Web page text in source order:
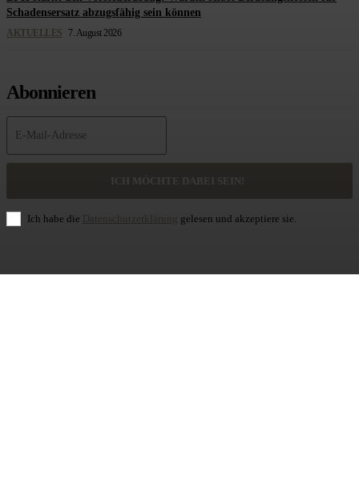
Schadensersatz abzugsfähig sein können
AKTUELLES 7. August 2026
Abonnieren
ICH MÖCHTE DABEI SEIN!
Ich habe die Datenschutzerklärung gelesen und akzeptiere sie.